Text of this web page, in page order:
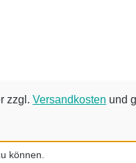
zzgl. Versandkosten und
können.